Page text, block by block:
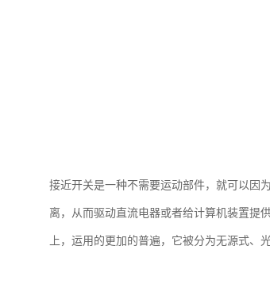
接近开关是一种不需要运动部件，就可以因
离，从而驱动直流电器或者给计算机装置提
上，运用的更加的普遍，它被分为无源式、